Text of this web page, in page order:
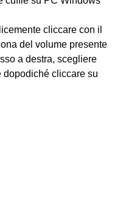
cliccare con il
del volume presente
a destra, scegliere
cliccare su